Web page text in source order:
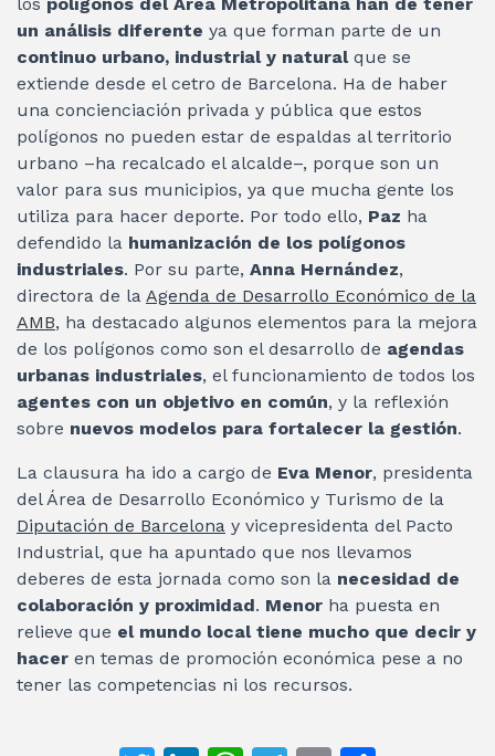
un análisis diferente ya que forman parte de un
continuo urbano, industrial y naturalque se
extiende desde el cetro de Barcelona. Ha de haber
una concienciación privada y pública que estos
polígonos no pueden estar de espaldas al territorio
urbano –ha recalcado el alcalde–, porque son un
valor para sus municipios, ya que mucha gente los
utiliza para hacer deporte. Por todo ello, Paz ha
defendido la humanización de los polígonos
industriales. Por su parte, Anna Hernández,
directora de la Agenda de Desarrollo Económico de la
AMB, ha destacado algunos elementos para la mejora
de los polígonos como son el desarrollo de agendas
urbanas industriales, el funcionamiento de todos los
agentes con un objetivo en común, y la reflexión
sobre nuevos modelos para fortalecer la gestión.
La clausura ha ido a cargo de Eva Menor, presidenta
del Área de Desarrollo Económico y Turismo de la
Diputación de Barcelona y vicepresidenta del Pacto
Industrial, que ha apuntado que nos llevamos
deberes de esta jornada como son la necesidad de
colaboración y proximidad. Menor ha puesta en
relieve que el mundo local tiene mucho que decir y
hacer en temas de promoción económica pese a no
tener las competencias ni los recursos.